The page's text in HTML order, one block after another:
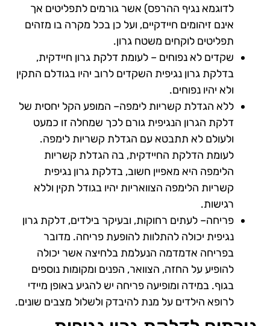
לדוגמא נגיף ההרפס) אשר גורמים לתפליטים אך
אינם זיהומים חיידקיים, ועל כן בכל מקרה בו מזהים
תפליטים לוקחים משטח גרון.
שקדים לא נפוחים – לעומת דלקת גרון חיידקית,
בדלקת גרון נגיפית השקדים לרוב יהיו בגודלם התקין
ולא יהיו נפוחים.
ללא הגדלת קשריות לימפה– המופע הקל יחסית של
דלקת הגרון הנגיפית גורם לכך שמחלה זו כמעט
ולעולם לא תתבטא עם הגדלת קשריות לימפה.
לעומת הדלקת החיידקית, בה הגדלת קשריות
הלימפה היא מאפיין חשוב, בדלקת גרון נגיפית
קשריות הלימפה הצוואריות יהיו בגודל תקין וללא
רגישות.
פריחה– לעתים רחוקות, ובעיקר בילדים, דלקת גרון
נגיפית יכולה להתלוות להופעת פריחה. מדובר
בפריחה אדמדמה הנעלמת בלחיצה אשר יכולה
להופיע על החזה, הצוואר, הפנים ומקומות נוספים
בגוף. במידה ומופיעה פריחה יש להגיע באופן מיידי
לרופא הילדים על מנת להיבדק ולשלול מצבים שונים.